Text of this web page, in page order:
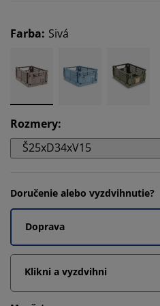
Farba: Sivá
Rozmery:
Š25xD34xV15
Doručenie alebo vyzdvihnutie?
Doprava
Klikni a vyzdvihni